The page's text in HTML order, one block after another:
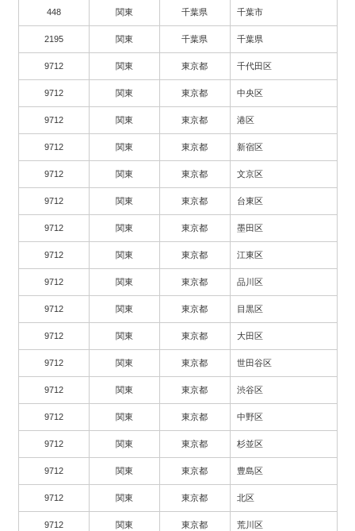
448 関東 千葉県 千葉市
2195 関東 千葉県 千葉県
9712 関東 東京都 千代田区
9712 関東 東京都 中央区
9712 関東 東京都 港区
9712 関東 東京都 新宿区
9712 関東 東京都 文京区
9712 関東 東京都 台東区
9712 関東 東京都 墨田区
9712 関東 東京都 江東区
9712 関東 東京都 品川区
9712 関東 東京都 目黒区
9712 関東 東京都 大田区
9712 関東 東京都 世田谷区
9712 関東 東京都 渋谷区
9712 関東 東京都 中野区
9712 関東 東京都 杉並区
9712 関東 東京都 豊島区
9712 関東 東京都 北区
9712 関東 東京都 荒川区